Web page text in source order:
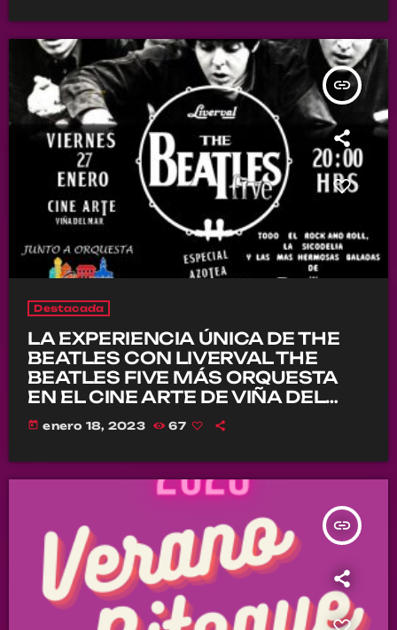
insert_link
Destacada
LA EXPERIENCIA ÚNICA DE THE
BEATLES CON LIVERVAL THE
BEATLES FIVE MÁS ORQUESTA
EN EL CINE ARTE DE VIÑA DEL
MAR
today enero 18, 2023 67
insert_link